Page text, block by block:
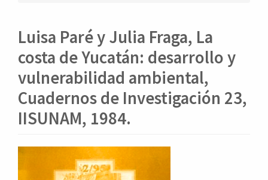
C
o
n
t
e
n
i
o
p
Luisa Paré y Julia Fraga, La
costa de Yucatán: desarrollo y
vulnerabilidad ambiental,
Cuadernos de Investigación 23,
IISUNAM, 1984.
Barra
lateral